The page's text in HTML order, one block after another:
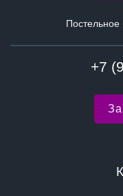
Постельное
+7